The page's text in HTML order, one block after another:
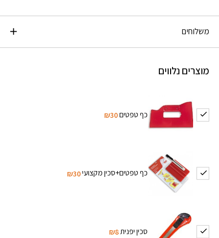
משלוחים
מוצרים נלווים
כף טפטים₪30
כף טפטים+סכין מקצועי₪30
סכין יפנית₪8